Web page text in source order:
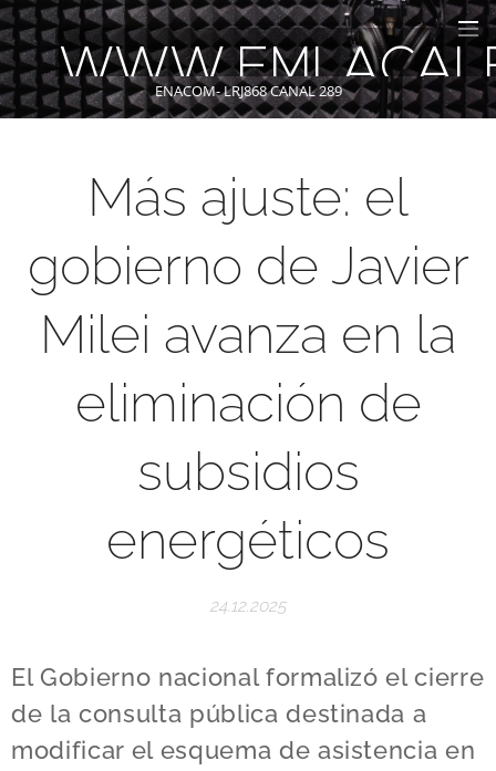
ENACOM- LRJ868 CANAL 289
Más ajuste: el
gobierno de Javier
Milei avanza en la
eliminación de
subsidios
energéticos
24.12.2025
El Gobierno nacional formalizó el cierre
de la consulta pública destinada a
modificar el esquema de asistencia en